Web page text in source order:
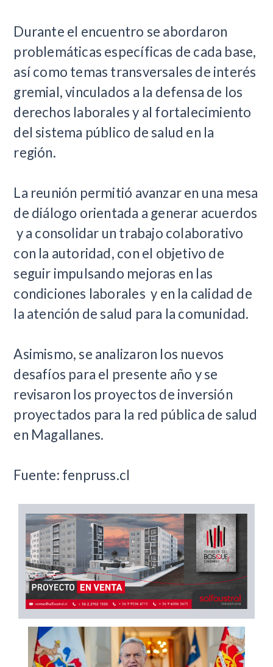
Durante el encuentro se abordaron
problemáticas específicas de cada base,
así como temas transversales de interés
gremial, vinculados a la defensa de los
derechos laborales y al fortalecimiento
del sistema público de salud en la
región.
La reunión permitió avanzar en una mesa
de diálogo orientada a generar acuerdos
y a consolidar un trabajo colaborativo
con la autoridad, con el objetivo de
seguir impulsando mejoras en las
condiciones laborales y en la calidad de
la atención de salud para la comunidad.
Asimismo, se analizaron los nuevos
desafíos para el presente año y se
revisaron los proyectos de inversión
proyectados para la red pública de salud
en Magallanes.
Fuente: fenpruss.cl